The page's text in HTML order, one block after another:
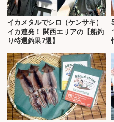
イカメタルでシロ（ケンサキ）
イカ連発！ 関西エリアの【船釣
り特選釣果7選】